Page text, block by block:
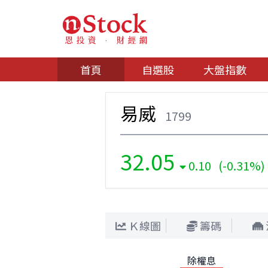
首頁 自選股 大盤指數
易威 1799
32.05 0.10 (-0.31%)
Ｋ線圖 籌碼
除權息